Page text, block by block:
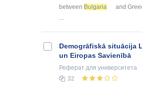
between Bulgaria
and
Demogrāfiskā situācija
un Eiropas Savienībā
Реферат для университета
32